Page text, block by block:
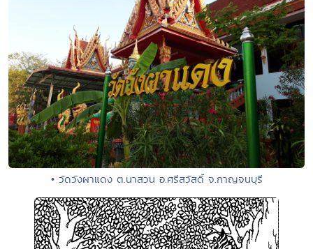
• วัดวังผาแดง ต.นาสวน อ.ศรีสวัสดิ์ จ.กาญจนบุรี